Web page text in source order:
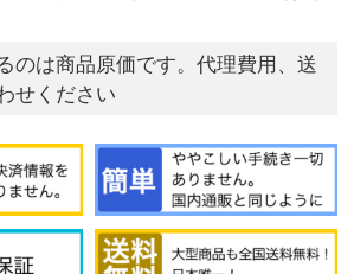
のは商品原価です。代理費用、送
せください